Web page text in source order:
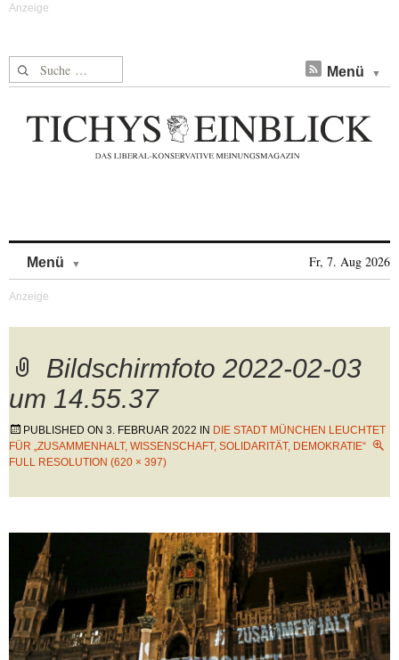
Suche nach: Menü
Menü Fr, 7. Aug 2026
Bildschirmfoto 2022-02-03
um 14.55.37
PUBLISHED ON 3. FEBRUAR 2022 IN DIE STADT MÜNCHEN LEUCHTET
FÜR „ZUSAMMENHALT, WISSENSCHAFT, SOLIDARITÄT, DEMOKRATIE“
FULL RESOLUTION (620 × 397)